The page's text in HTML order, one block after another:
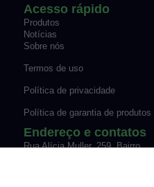
Acesso rápido
Produtos
Notícias
Sobre nós
Termos de uso
Política de privacidade
Política de garantia de produtos
Endereço e contatos
Rua Alícia Muller, 259, Bairro